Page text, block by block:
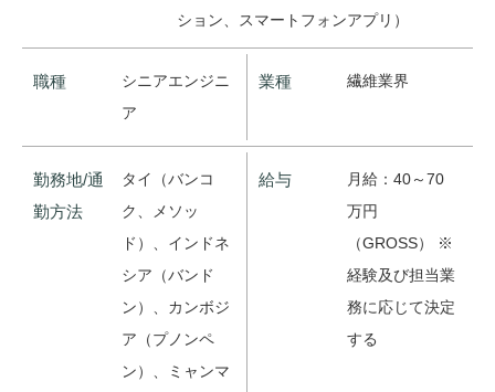
ション、スマートフォンアプリ）
職種
シニアエンジニ
ア
業種 繊維業界
勤務地/通
勤方法
タイ（バンコ
ク、メソッ
ド）、インドネ
シア（バンド
ン）、カンボジ
ア（プノンペ
ン）、ミャンマ
給与
月給：40～70
万円
（GROSS） ※
経験及び担当業
務に応じて決定
する